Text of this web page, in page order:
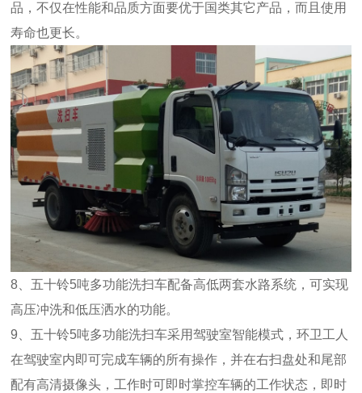
品，不仅在性能和品质方面要优于国类其它产品，而且使用
寿命也更长。
8、五十铃5吨多功能洗扫车配备高低两套水路系统，可实现
高压冲洗和低压洒水的功能。
9、五十铃5吨多功能洗扫车采用驾驶室智能模式，环卫工人
在驾驶室内即可完成车辆的所有操作，并在右扫盘处和尾部
配有高清摄像头，工作时可即时掌控车辆的工作状态，即时